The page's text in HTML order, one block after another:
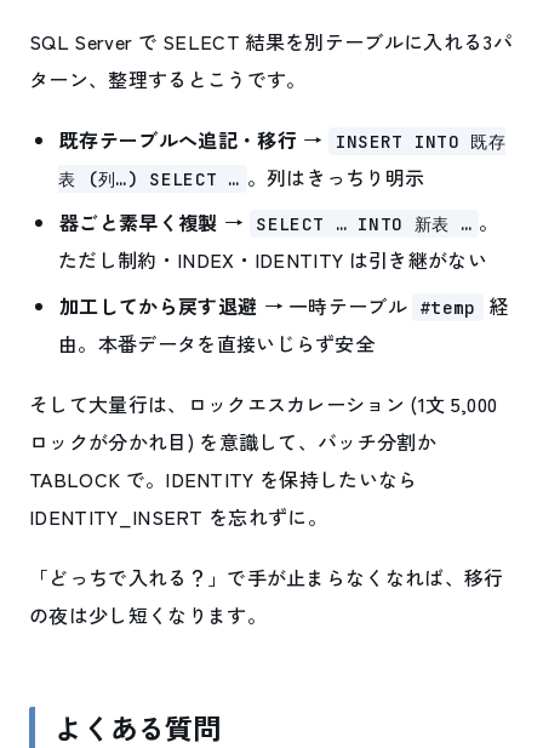
SQL Server で SELECT 結果を別テーブルに入れる3パ
ターン、整理するとこうです。
既存テーブルへ追記・移行 →
INSERT INTO 既存
表 (列…) SELECT … 。列はきっちり明示
器ごと素早く複製 → SELECT … INTO 新表 … 。
ただし制約・INDEX・IDENTITY は引き継がない
加工してから戻す退避 → 一時テーブル #temp
経
由。本番データを直接いじらず安全
そして大量行は、ロックエスカレーション (1文 5,000
ロックが分かれ目) を意識して、バッチ分割か
TABLOCK で。IDENTITY を保持したいなら
IDENTITY_INSERT を忘れずに。
「どっちで入れる？」で手が止まらなくなれば、移行
の夜は少し短くなります。
よくある質問